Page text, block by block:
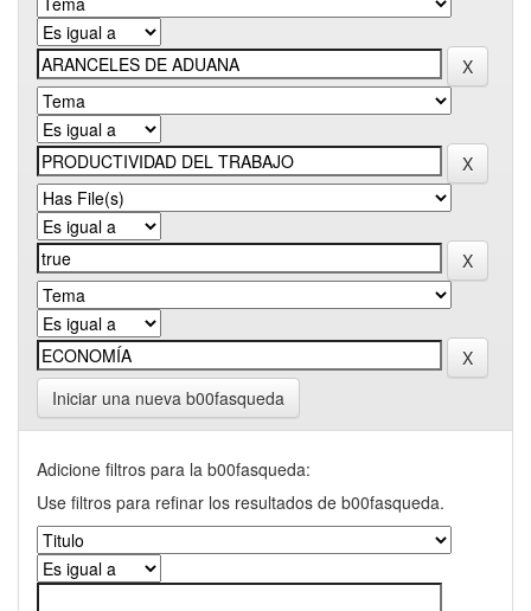
Iniciar una nueva b00fasqueda
Adicione filtros para la b00fasqueda:
Use filtros para refinar los resultados de b00fasqueda.